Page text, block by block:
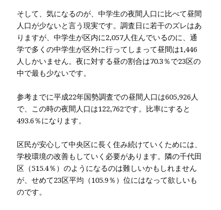
そして、気になるのが、中学生の夜間人口に比べて昼間
人口が少ないと言う現実です。調査日に若干のズレはあ
りますが、中学生が区内に2,057人住んでいるのに、通
学で多くの中学生が区外に行ってしまって昼間は1,446
人しかいません。夜に対する昼の割合は70.3％で23区の
中で最も少ないです。
参考までに平成22年国勢調査での昼間人口は605,926人
で、この時の夜間人口は122,762です。比率にすると
493.6％になります。
区民が安心して中央区に長く住み続けていくためには、
学校環境の改善もしていく必要があります。隣の千代田
区（515.4％）のようになるのは難しいかもしれません
が、せめて23区平均（105.9％）位にはなって欲しいも
のです。